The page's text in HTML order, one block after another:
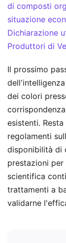
di composti
situazione
Dichiarazione
Produttori di
Il prossimo
dei colori
esistenti.
regolamenti
disponibilità di
prestazioni per
scientifica
trattamenti a
validarne